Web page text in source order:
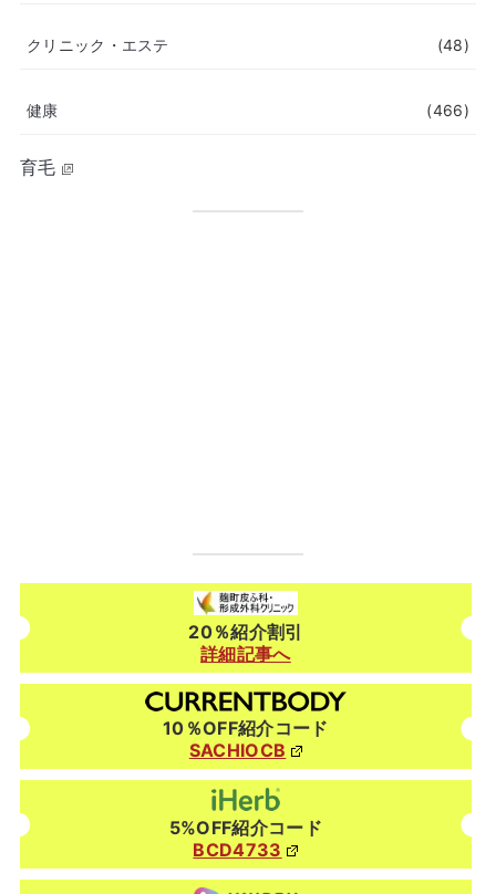
クリニック・エステ (48)
健康 (466)
育毛
20％紹介割引
詳細記事へ
10％OFF紹介コード
SACHIOCB
5%OFF紹介コード
BCD4733